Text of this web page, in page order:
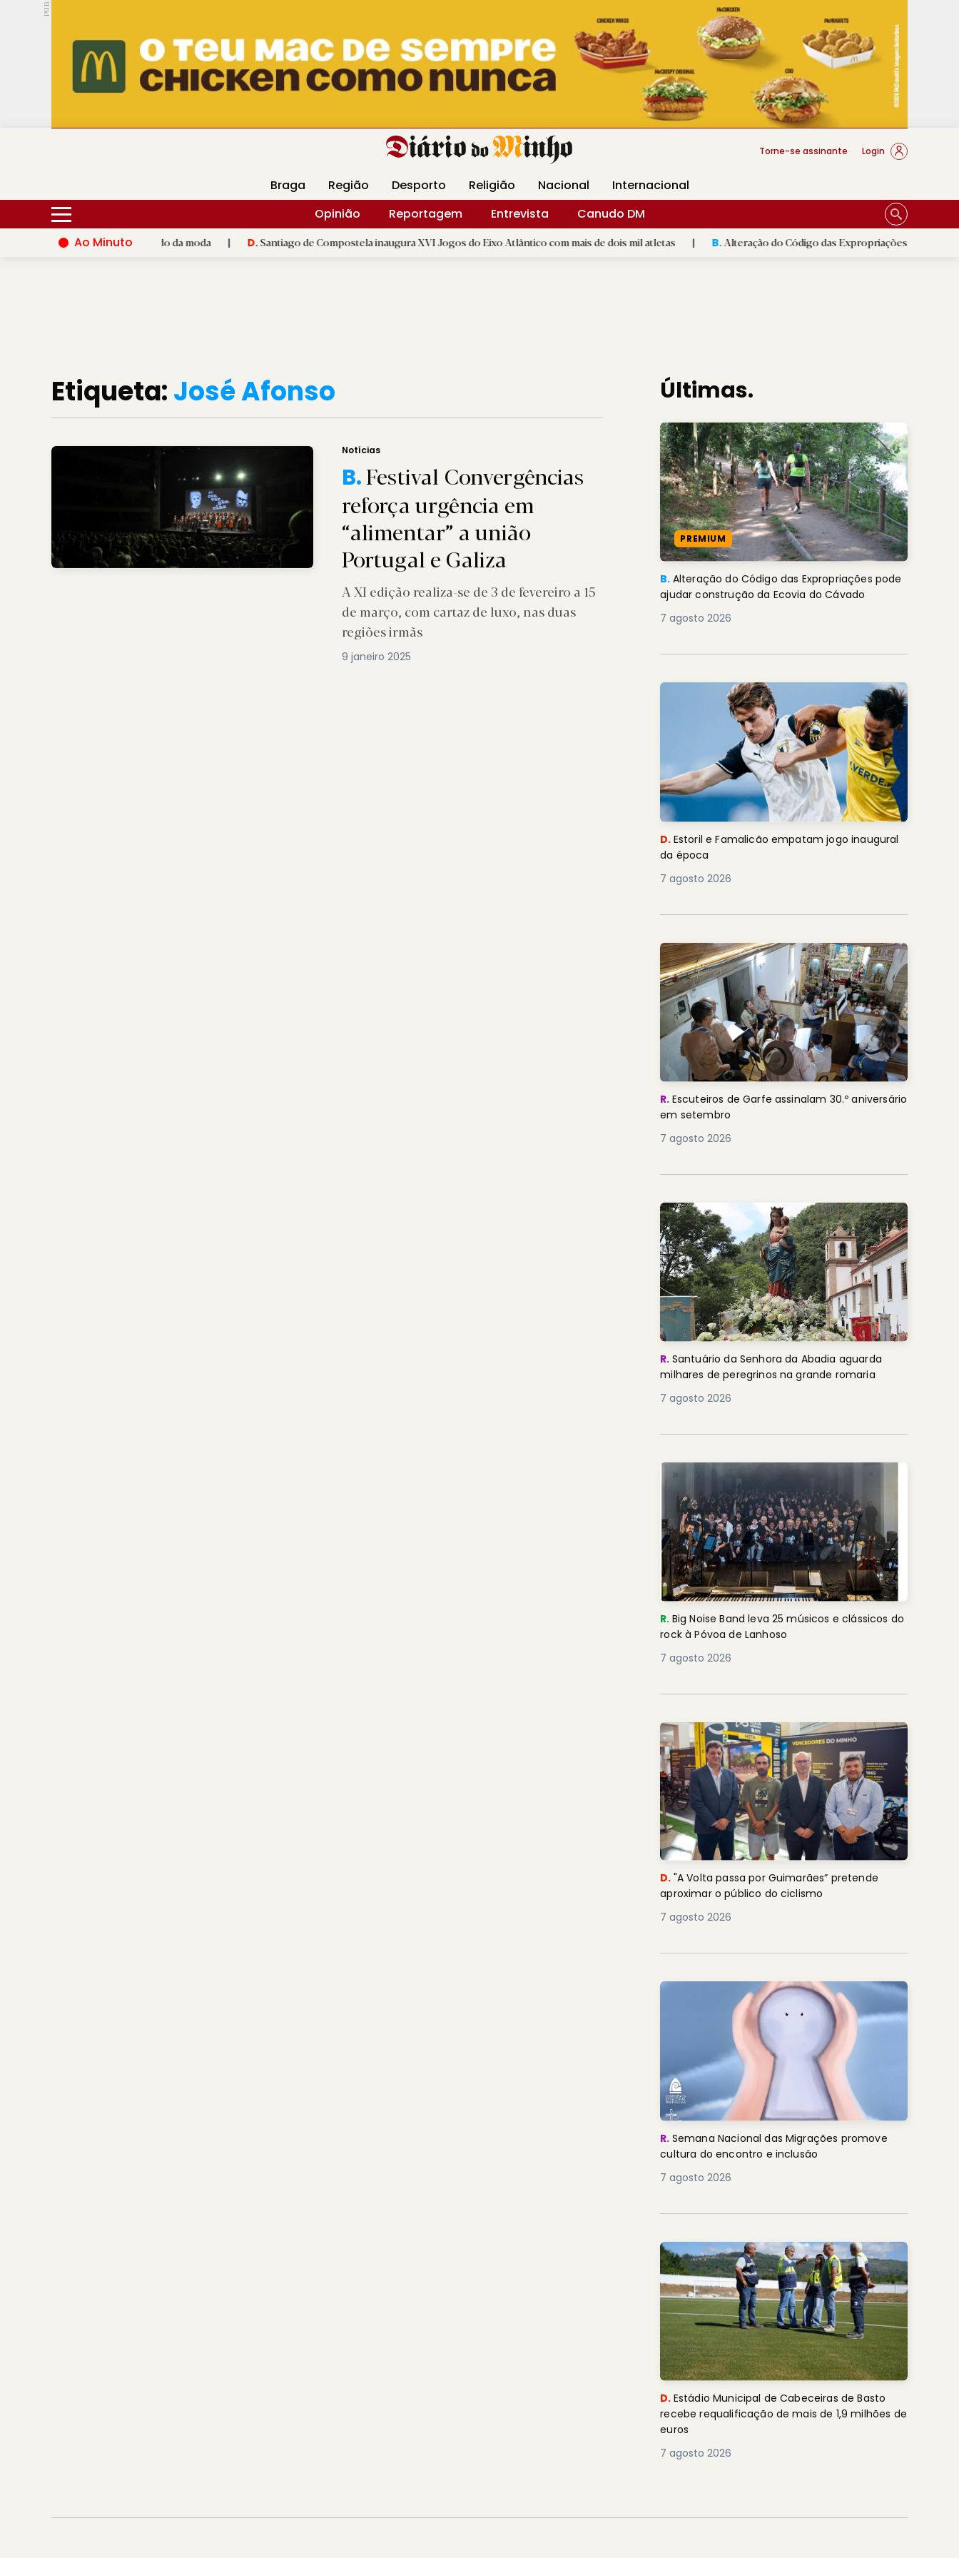
PUB.
Hoje 16ºC 29ºC DMtv Revista Minha Gráfica DM Livraria DM Arquidiocese Braga
Torne-se assinante Login
Braga Região Desporto Religião Nacional
Internacional
Opinião
Reportagem Entrevista
Canudo DM
Ao Minuto
à inovação do mundo da moda | D.Santiago de Compostela inaugura XVI Jogos do Eixo Atlântico com mais de dois mil atletas | B.Alteração do Código das Expropriações pode ajudar
Etiqueta:José Afonso
Notícias
B.Festival Convergências
reforça urgência em
“alimentar” a união
Portugal e Galiza
A XI edição realiza-se de 3 de fevereiro a 15
de março, com cartaz de luxo, nas duas
regiões irmãs
9 janeiro 2025
Últimas.
PREMIUM
B. Alteração do Código das Expropriações pode
ajudar construção da Ecovia do Cávado
7 agosto 2026
D. Estoril e Famalicão empatam jogo inaugural
da época
7 agosto 2026
R. Escuteiros de Garfe assinalam 30.º aniversário
em setembro
7 agosto 2026
R. Santuário da Senhora da Abadia aguarda
milhares de peregrinos na grande romaria
7 agosto 2026
R. Big Noise Band leva 25 músicos e clássicos do
rock à Póvoa de Lanhoso
7 agosto 2026
D. "A Volta passa por Guimarães” pretende
aproximar o público do ciclismo
7 agosto 2026
R. Semana Nacional das Migrações promove
cultura do encontro e inclusão
7 agosto 2026
D. Estádio Municipal de Cabeceiras de Basto
recebe requalificação de mais de 1,9 milhões de
euros
7 agosto 2026